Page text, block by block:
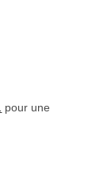
pour une